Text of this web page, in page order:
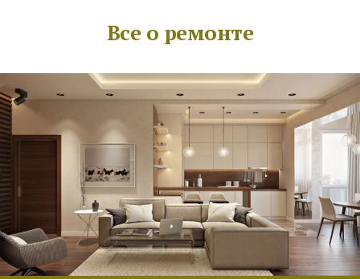
Все о ремонте